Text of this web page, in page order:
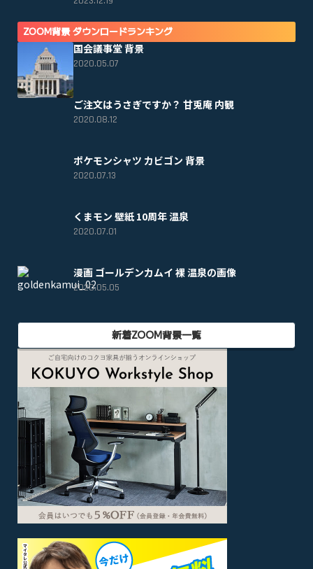
ZOOM背景 ダウンロードランキング
国会議事堂 背景
2020.05.07
ご注文はうさぎですか？ 甘兎庵 内観
2020.08.12
ポケモンシャツ カビゴン 背景
2020.07.13
くまモン 壁紙 10周年 温泉
2020.07.01
漫画 ゴールデンカムイ 裸 温泉の画像
2020.05.05
新着ZOOM背景一覧